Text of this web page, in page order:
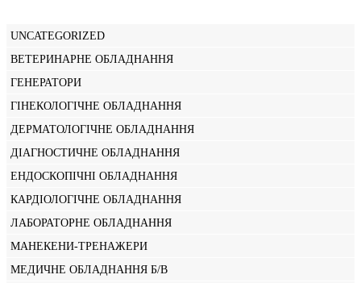
UNCATEGORIZED
ВЕТЕРИНАРНЕ ОБЛАДНАННЯ
ГЕНЕРАТОРИ
ГІНЕКОЛОГІЧНЕ ОБЛАДНАННЯ
ДЕРМАТОЛОГІЧНЕ ОБЛАДНАННЯ
ДІАГНОСТИЧНЕ ОБЛАДНАННЯ
ЕНДОСКОПІЧНІ ОБЛАДНАННЯ
КАРДІОЛОГІЧНЕ ОБЛАДНАННЯ
ЛАБОРАТОРНЕ ОБЛАДНАННЯ
МАНЕКЕНИ-ТРЕНАЖЕРИ
МЕДИЧНЕ ОБЛАДНАННЯ Б/В